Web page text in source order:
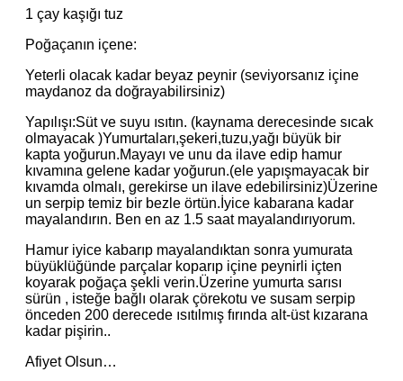
1 çay kaşığı tuz
Poğaçanın içene:
Yeterli olacak kadar beyaz peynir (seviyorsanız içine
maydanoz da doğrayabilirsiniz)
Yapılışı:Süt ve suyu ısıtın. (kaynama derecesinde sıcak
olmayacak )Yumurtaları,şekeri,tuzu,yağı büyük bir
kapta yoğurun.Mayayı ve unu da ilave edip hamur
kıvamına gelene kadar yoğurun.(ele yapışmayacak bir
kıvamda olmalı, gerekirse un ilave edebilirsiniz)Üzerine
un serpip temiz bir bezle örtün.İyice kabarana kadar
mayalandırın. Ben en az 1.5 saat mayalandırıyorum.
Hamur iyice kabarıp mayalandıktan sonra yumurata
büyüklüğünde parçalar koparıp içine peynirli içten
koyarak poğaça şekli verin.Üzerine yumurta sarısı
sürün , isteğe bağlı olarak çörekotu ve susam serpip
önceden 200 derecede ısıtılmış fırında alt-üst kızarana
kadar pişirin..
Afiyet Olsun…